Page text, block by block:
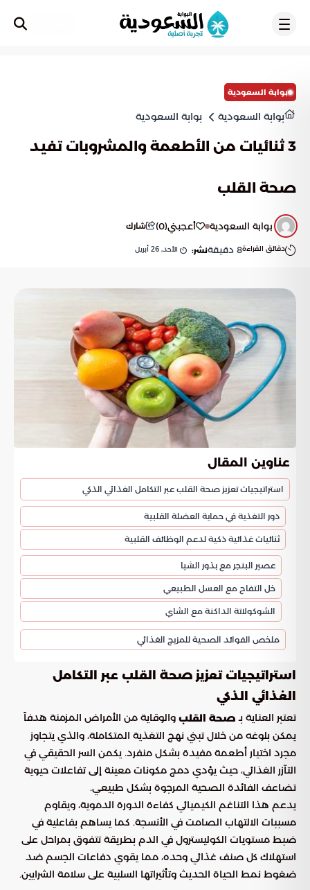
بوابة السعودية
بوابة السعودية بوابة السعودية
3 ثنائيات من الأطعمة والمشروبات تفيد
صحة القلب
بوابة السعودية أعجبني(
0
) شارك
دقائق القراءة8 دقيقةنشر: الأحد, 26 أبريل
عناوين المقال
استراتيجيات تعزيز صحة القلب عبر التكامل الغذائي الذكي
دور التغذية في حماية العضلة القلبية
ثنائيات غذائية ذكية لدعم الوظائف القلبية
عصير البنجر مع بذور الشيا
خل التفاح مع العسل الطبيعي
الشوكولاتة الداكنة مع الشاي
ملخص الفوائد الصحية للمزيج الغذائي
استراتيجيات تعزيز صحة القلب عبر التكامل
الغذائي الذكي
تعتبر العناية بـ صحة القلب والوقاية من الأمراض المزمنة هدفاً
يمكن بلوغه من خلال تبني نهج التغذية المتكاملة، والذي يتجاوز
مجرد اختيار أطعمة مفيدة بشكل منفرد. يكمن السر الحقيقي في
التآزر الغذائي، حيث يؤدي دمج مكونات معينة إلى تفاعلات حيوية
تضاعف الفائدة الصحية المرجوة بشكل طبيعي.
يدعم هذا التناغم الكيميائي كفاءة الدورة الدموية، ويقاوم
مسببات الالتهاب الصامت في الأنسجة. كما يساهم بفاعلية في
ضبط مستويات الكوليسترول في الدم بطريقة تتفوق بمراحل على
استهلاك كل صنف غذائي وحده، مما يقوي دفاعات الجسم ضد
ضغوط نمط الحياة الحديث وتأثيراتها السلبية على سلامة الشرايين.